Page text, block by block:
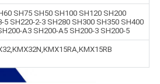
SH75 SH50 SH100 SH120 SH200
5 SH220-2-3 SH280 SH300 SH350 SH400
A3 SH200-A5 SH200-3 SH200-5